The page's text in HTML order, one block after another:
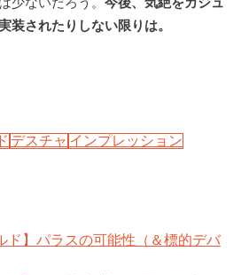
少ないだろう。 今後、気絶をカジュ
装されたりしない限りは。
デスチャ インプレッション
ド】パラスの可能性（＆標的デバ